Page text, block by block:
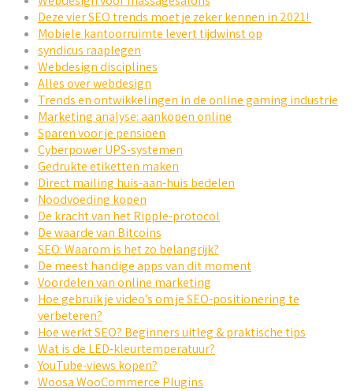
Deze vier SEO trends moet je zeker kennen in 2021!
Mobiele kantoorruimte levert tijdwinst op
syndicus raaplegen
Webdesign disciplines
Alles over webdesign
Trends en ontwikkelingen in de online gaming industrie
Marketing analyse: aankopen online
Sparen voor je pensioen
Cyberpower UPS-systemen
Gedrukte etiketten maken
Direct mailing huis-aan-huis bedelen
Noodvoeding kopen
De kracht van het Ripple-protocol
De waarde van Bitcoins
SEO: Waarom is het zo belangrijk?
De meest handige apps van dit moment
Voordelen van online marketing
Hoe gebruik je video’s om je SEO-positionering te
verbeteren?
Hoe werkt SEO? Beginners uitleg & praktische tips
Wat is de LED-kleurtemperatuur?
YouTube-views kopen?
Woosa WooCommerce Plugins